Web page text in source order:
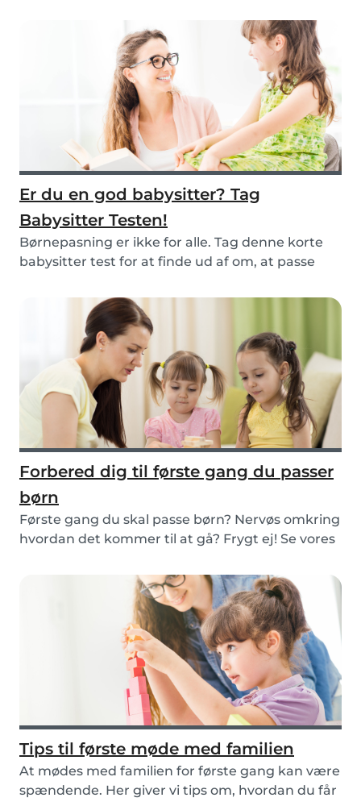
Er du en god babysitter? Tag
Babysitter Testen!
Børnepasning er ikke for alle. Tag denne korte
babysitter test for at finde ud af om, at passe
Forbered dig til første gang du passer
børn
Første gang du skal passe børn? Nervøs omkring
hvordan det kommer til at gå? Frygt ej! Se vores
Tips til første møde med familien
At mødes med familien for første gang kan være
spændende. Her giver vi tips om, hvordan du får